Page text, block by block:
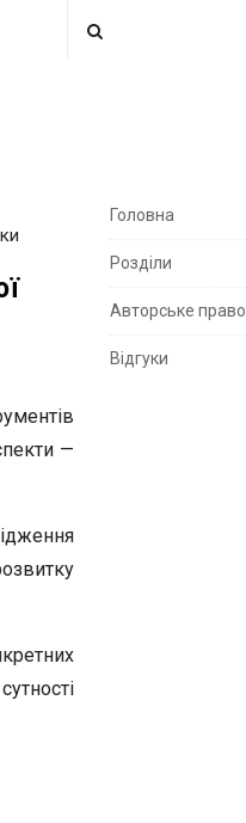
—
S
e
S
Головна
Розділи
Авторське право
Відгуки